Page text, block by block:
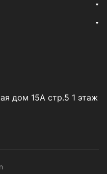
дом 15А стр.5 1 этаж